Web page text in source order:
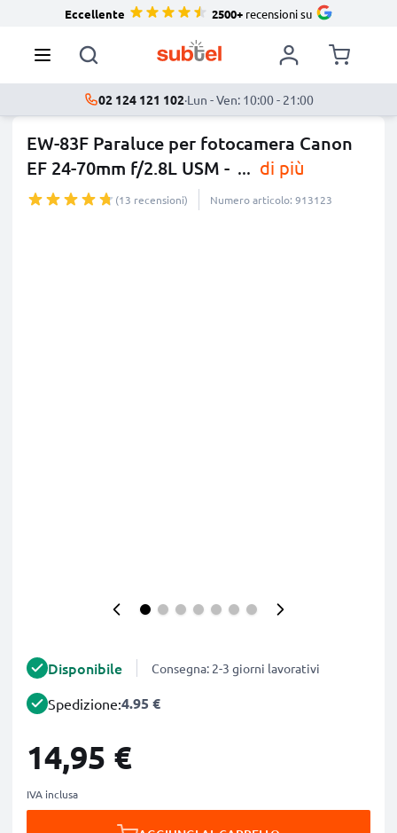
Eccellente 2500+recensioni su
02 124 121 102·Lun - Ven: 10:00 - 21:00
EW-83F Paraluce per fotocamera Canon
EF 24-70mm f/2.8L USM - ... di più
(13 recensioni) Numero articolo: 913123
Disponibile Consegna: 2-3 giorni lavorativi
Spedizione:4.95 €
14,95 €
IVA inclusa